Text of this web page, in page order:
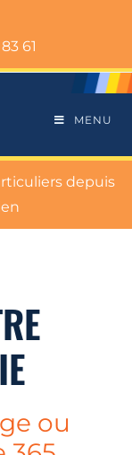
61
MENU
depuis
ou